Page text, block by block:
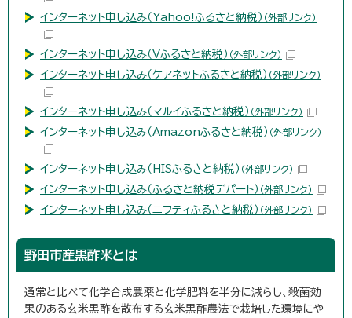
インターネット申し込み（Yahoo!ふるさと納税） （外部リンク）
インターネット申し込み（Vふるさと納税） （外部リンク）
インターネット申し込み（ケアネットふるさと納税） （外部リンク）
インターネット申し込み（マルイふるさと納税） （外部リンク）
インターネット申し込み（Amazonふるさと納税） （外部リンク）
インターネット申し込み（HISふるさと納税） （外部リンク）
インターネット申し込み（ふるさと納税デパート） （外部リンク）
インターネット申し込み（ニフティふるさと納税） （外部リンク）
野田市産黒酢米とは
通常と比べて化学合成農薬と化学肥料を半分に減らし、殺菌効
果のある玄米黒酢を散布する玄米黒酢農法で栽培した環境にや